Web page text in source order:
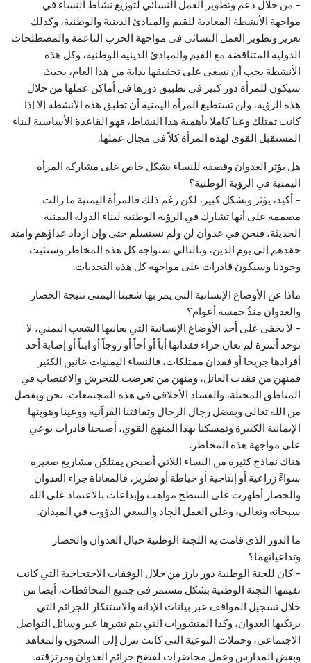
– من خلال دعم وتطوير العمل النسائي لتوزيع نشاط النساء في
مواجهة الأنشطة المعادية للقيم والمبادئ الدينية والوطنية، وكذلك
تعزيز وتطوير العمل النسائي في مواجهة الحرب الناعمة والمصطلحات
الدولية المتناقضة مع القيم والمبادئ الدينية الوطنية، وكل هذه
الأنشطة يجب أن نسعى على تحقيقها بداية من هذا العام، بحيث
سيكون للمرأة دور كبير في تطبيق دورها في أماكن عملها من خلال
هذه الرؤية، ولن تستطيع المرأة اليمنية أن تطبق هذه الأنشطة إلا إذا
كانت تمتلك وعيا كاملا بأهمية هذا النشاط، فهو القاعدة الأساسية لبناء
المستقبل القوي لهذه المرأة كلاً في مجال عملها.
هل يؤثر العدوان وقصفه للنساء بشكل خاص على مشاركة المرأة
اليمنية في الرؤية الوطنية؟
– أكيد، يؤثر وبشكل كبير، لكن رغم ذلك فالمرأة اليمنية ما زالت
مصممة على أنها تشارك في الرؤية الوطنية لبناء الدولة اليمنية
الحديثة، فنحن في عدوان لن ولم نستسلم حتى وإن ازداد عداؤهم وامتد
حقدهم إلى يوم الدين، وبالتالي سنواجه كل هذه المخاطر وسنثبت
وجودنا وسنكون قادرات على مواجهة كل هذه التحديات.
ماذا عن الأوضاع الإنسانية التي يمر بها شعبنا اليمني نتيجة الحصار
والعدوان منذُ خمسة أعوام؟
– لا يخفى على أحد الأوضاع الإنسانية التي يعانيها الشعب اليمني، لا
توجد أسرة لم تعان جراء فقدانها أباً أو أخاً أو زوجاً أو ابناً أو إصابة أحد
أفرادها جريحا أو فقدان ممتلكات، فالنساء اليمنيات عانين الكثير
فمنهن من فقدت العائل، ومنهن من تعرضت للتحرش والاغتصاب في
المناطق المحتلة، والفساد الأخلاقي في هذه المجتمعات، نحن وبفضل
من الله تعالى وبفضل رجال الرجال وثقافتنا القرآنية ووعينا وهويتها
الإيمانية الكبيرة وتمسكنا بهذا المنهج القوي، أصبحنا قادرات بوعي
على مواجهة هذه المخاطر.
هناك نماذج كثيرة من النساء اللاتي أصبحن يمتلكن مشاريع صغيرة
سواءً زراعية أو إنتاجية أو خياطة أو تطريز، فالمعاناة جراء العدوان
والحصار أظهرت على السطح مواهب وإبداعات بالاعتماد على الله
سبحانه وتعالى، وعلى العمل الجاد والسعي الدؤوب في الميدان.
ما الدور الذي قامت به اللجنة الوطنية حيال العدوان والحصار
وتداعياتهما؟
– كان للجنة الوطنية دور بارز من خلال الوقفات الاحتجاجية التي كانت
تقيمها اللجنة الوطنية بشكل مستمر في جميع المحافظات، أيضا من
خلال تسجيل المواقف عبر بيانات الإدانة والاستنكار للجرائم التي
يرتكبها العدوان، وكذا المنشورات التي يتم نشرها عبر وسائل التواصل
الاجتماعي، وحملات التوعية التي كانت تنزل إلى السجون والمعاهد
وبعض المدارس وعمل محاضرات لفضح جرائم العدوان ومرتزقته.